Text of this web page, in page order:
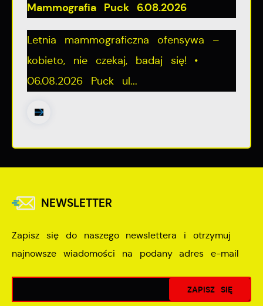
Mammografia Puck 6.08.2026
Letnia mammograficzna ofensywa –
kobieto, nie czekaj, badaj się! •
06.08.2026 Puck ul...
NEWSLETTER
Zapisz się do naszego newslettera i otrzymuj
najnowsze wiadomości na podany adres e-mail